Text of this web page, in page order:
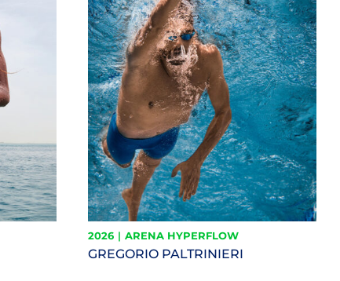
2026 | ARENA HYPERFLOW
GREGORIO PALTRINIERI